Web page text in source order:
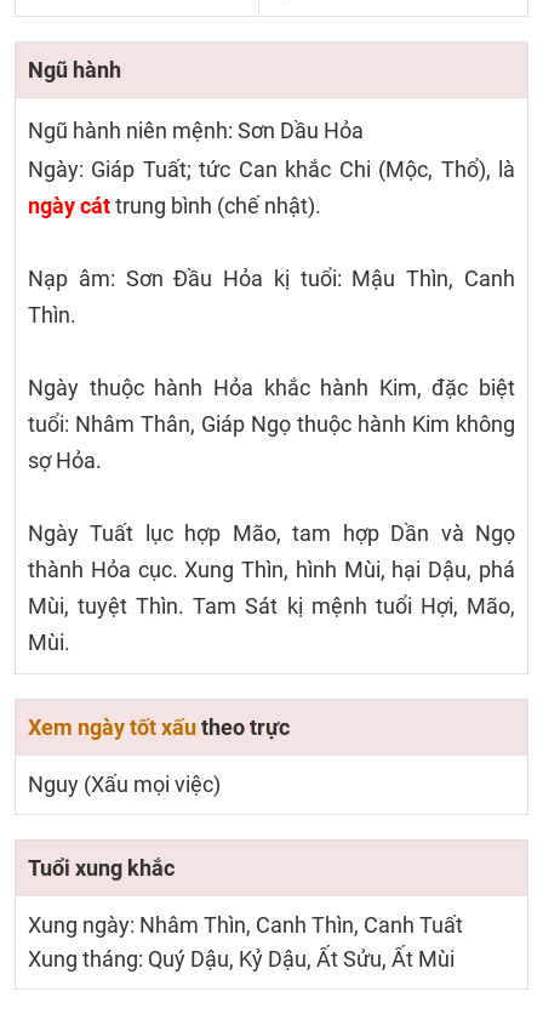
Ngũ hành
Ngũ hành niên mệnh: Sơn Dầu Hỏa
Ngày: Giáp Tuất; tức Can khắc Chi (Mộc, Thổ), là
ngày cáttrung bình (chế nhật).
Nạp âm: Sơn Đầu Hỏa kị tuổi: Mậu Thìn, Canh
Thìn.
Ngày thuộc hành Hỏa khắc hành Kim, đặc biệt
tuổi: Nhâm Thân, Giáp Ngọ thuộc hành Kim không
sợ Hỏa.
Ngày Tuất lục hợp Mão, tam hợp Dần và Ngọ
thành Hỏa cục. Xung Thìn, hình Mùi, hại Dậu, phá
Mùi, tuyệt Thìn. Tam Sát kị mệnh tuổi Hợi, Mão,
Mùi.
Xem ngày tốt xấutheo trực
Nguy (Xấu mọi việc)
Tuổi xung khắc
Xung ngày: Nhâm Thìn, Canh Thìn, Canh Tuất
Xung tháng: Quý Dậu, Kỷ Dậu, Ất Sửu, Ất Mùi